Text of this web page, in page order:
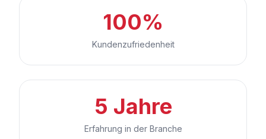
100%
Kundenzufriedenheit
5 Jahre
Erfahrung in der Branche